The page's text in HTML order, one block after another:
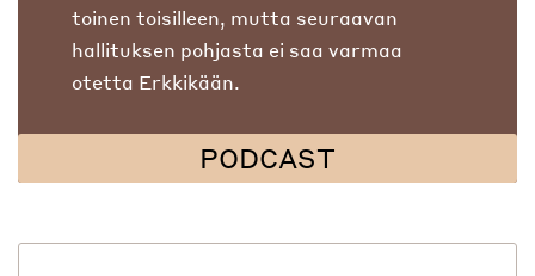
toinen toisilleen, mutta seuraavan
hallituksen pohjasta ei saa varmaa
otetta Erkkikään.
PODCAST